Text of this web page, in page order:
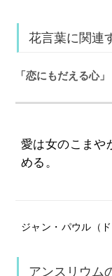
花言葉に関連
「恋にもだえる心」
愛は女のこまや
める。
ジャン・パウル（
アンスリウム